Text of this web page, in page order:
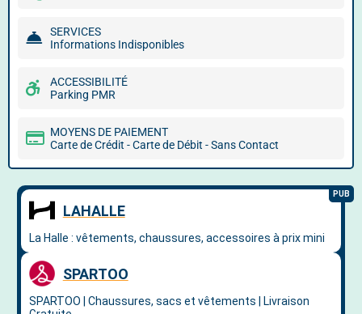
SERVICES
Informations Indisponibles
ACCESSIBILITÉ
Parking PMR
MOYENS DE PAIEMENT
Carte de Crédit - Carte de Débit - Sans Contact